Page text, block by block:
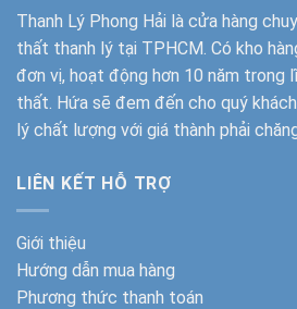
Thanh Lý Phong Hải là cửa hàng
thất thanh lý tại TPHCM. Có kho
đơn vị, hoạt động hơn 10 năm trong
thất. Hứa sẽ đem đến cho quý
lý chất lượng với giá thành phải
LIÊN KẾT HỖ TRỢ
Giới thiệu
Hướng dẫn mua hàng
Phương thức thanh toán